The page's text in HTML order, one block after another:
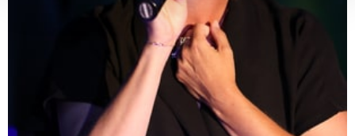
verarbeitet werden, und legen Sie Ihre Präferenzen im
fest.
Wir verwenden Cookies, um Inhalte und Anzeigen zu
personalisieren, Funktionen für soziale Medien anbieten
zu können und die Zugriffe auf unsere Website zu
analysieren. Außerdem geben wir Informationen zu Ihrer